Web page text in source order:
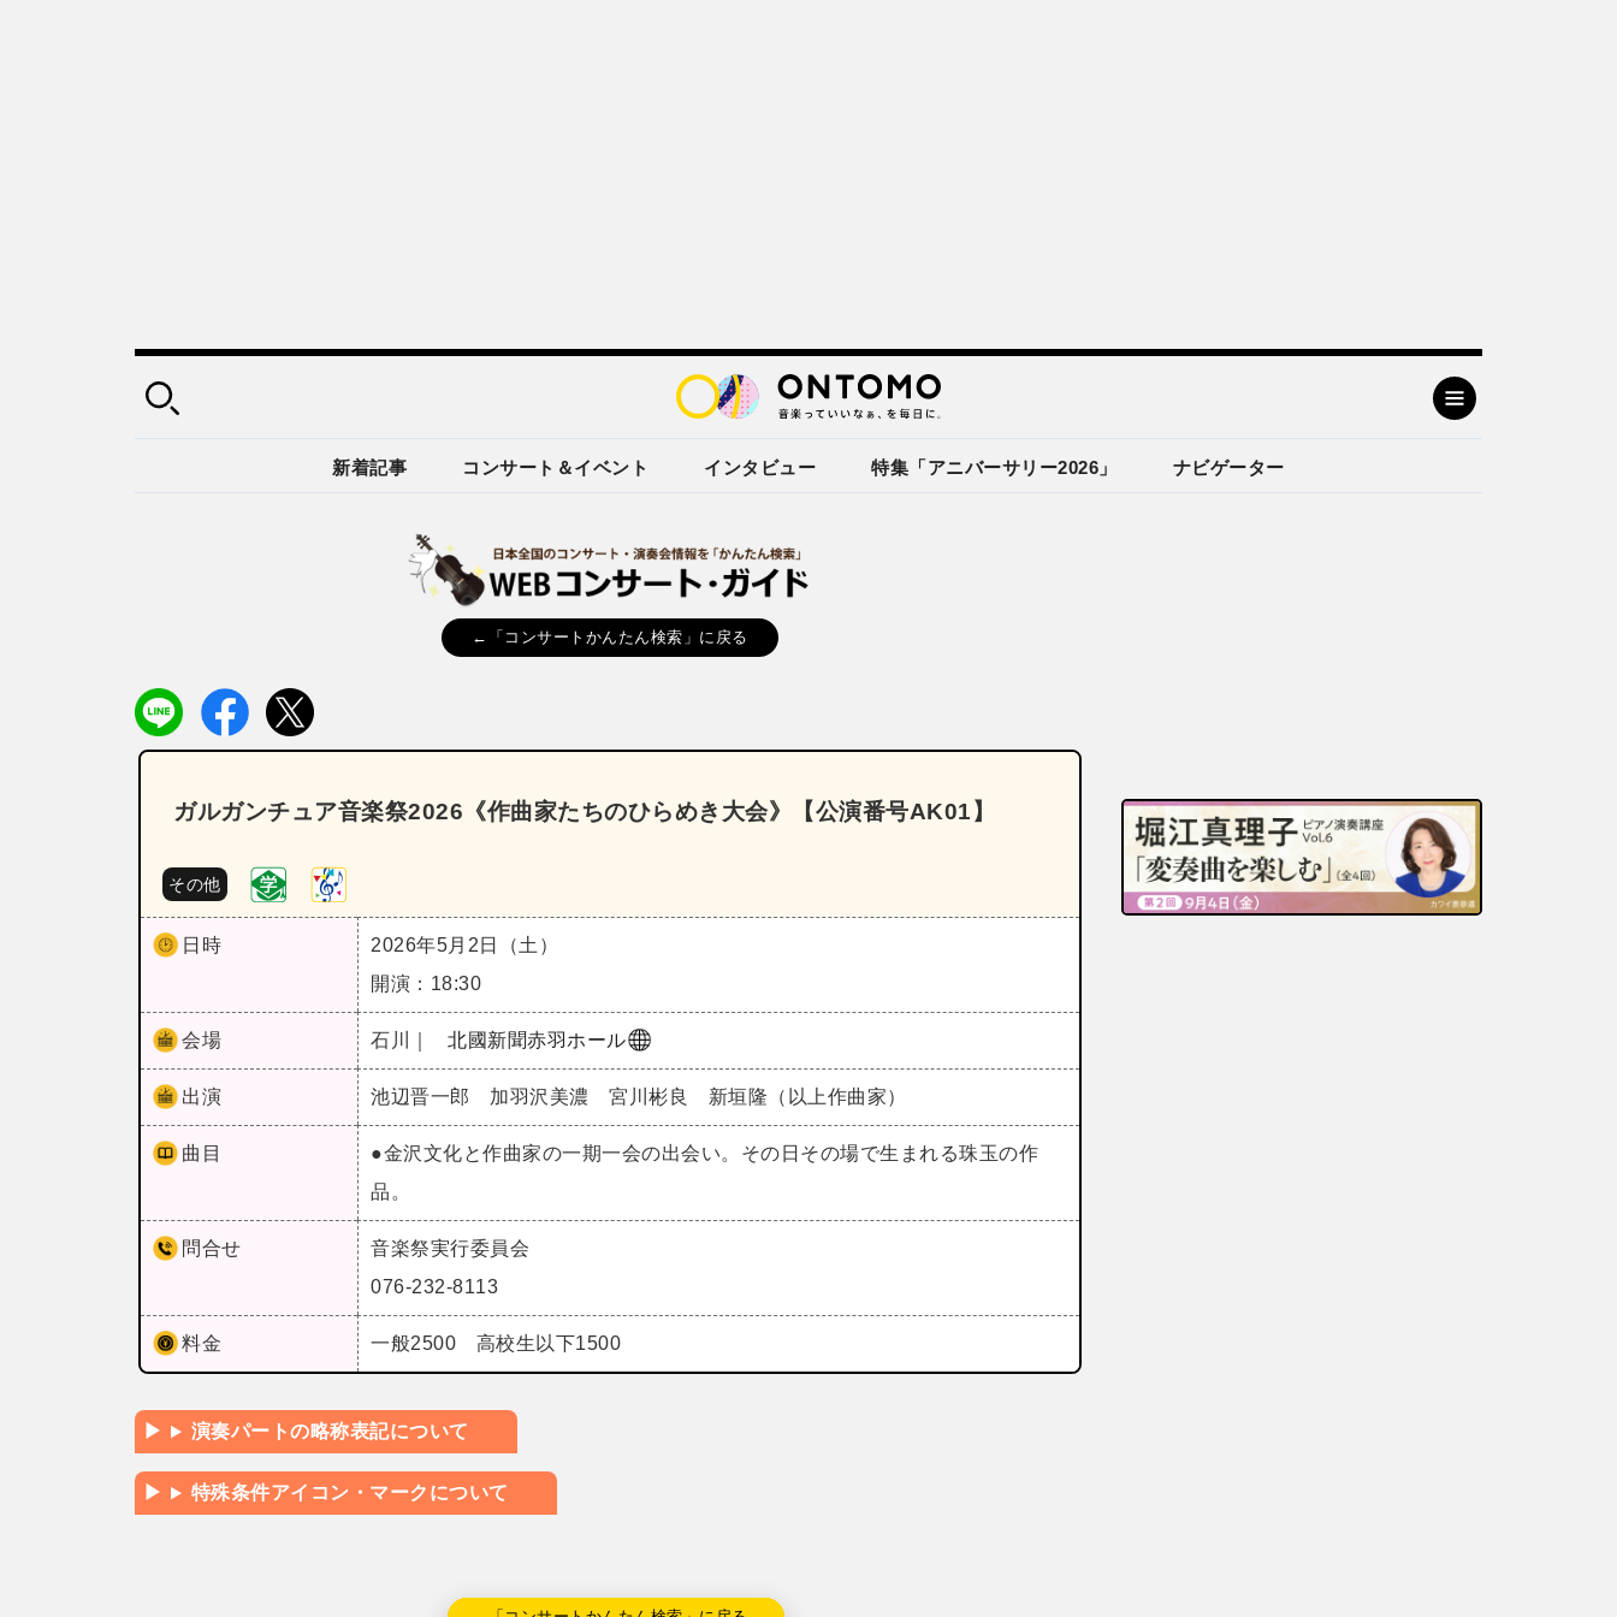
新着記事 コンサート＆イベント インタビュー 特集「アニバーサリー2026」 ナビゲーター
←「コンサートかんたん検索」に戻る
ガルガンチュア音楽祭2026《作曲家たちのひらめき大会》【公演番号AK01】
その他
日時
2026年5月2日（土）
開演：18:30
会場 石川｜ 北國新聞赤羽ホール
出演 池辺晋一郎 加羽沢美濃 宮川彬良 新垣隆（以上作曲家）
曲目
●金沢文化と作曲家の一期一会の出会い。その日その場で生まれる珠玉の作
品。
問合せ
音楽祭実行委員会
076-232-8113
料金 一般2500 高校生以下1500
演奏パートの略称表記について
特殊条件アイコン・マークについて